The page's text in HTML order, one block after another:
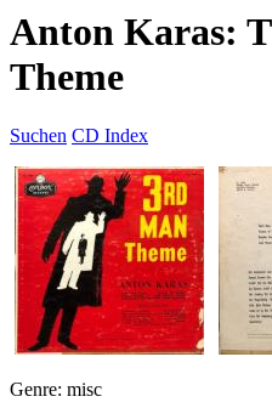
Anton Karas:
Theme
Suchen CD Index
Genre: misc